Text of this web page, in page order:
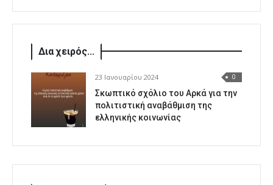
Δια χειρός...
23 Ιανουαρίου 2024 0
Σκωπτικό σχόλιο του Αρκά για την
πολιτιστική αναβάθμιση της
ελληνικής κοινωνίας